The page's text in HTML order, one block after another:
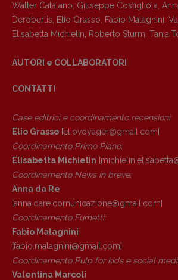
Copyright © 2018 – 2023 Pulp Magazine –
97943720157 –Privacy
Walter Catalano Giuseppe Costigliola
Derobertis
Elio Grasso Fabio Malagnini
Elisabetta Michielin
Roberto Sturm Tania
AUTORI e COLLABORATORI
CONTATTI
Case editrici e coordinamento recensioni:
Elio Grasso [eliovoyager@gmail.com]
Coordinamento Primo Piano:
Elisabetta Michielin
Coordinamento News in breve:
Anna da Re
[anna.dare.comunicazione@gmail. com]
Coordinamento Fumetti:
Fabio Malagnini
[fabio.malagnini@gmail. com]
Coordinamento Pulp for kids e social
Valentina Marcoli